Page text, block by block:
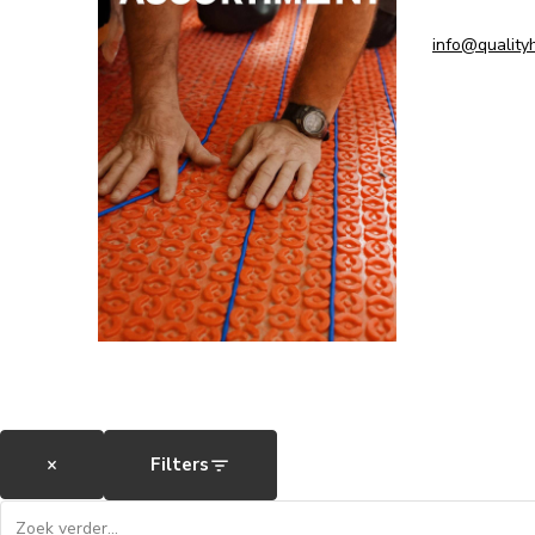
× Filters